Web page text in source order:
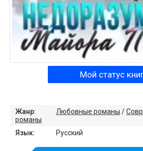
Мой статус
Жанр: Любовные романы /
романы
Язык:
Русский